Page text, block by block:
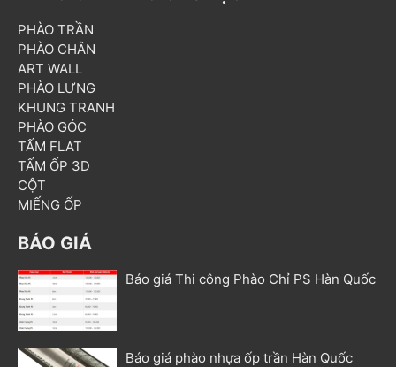
PHÀO TRẦN
PHÀO CHÂN
ART WALL
PHÀO LƯNG
KHUNG TRANH
PHÀO GÓC
TẤM FLAT
TẤM ỐP 3D
CỘT
MIẾNG ỐP
BÁO GIÁ
Báo giá Thi công Phào Chỉ PS Hàn Quốc
Báo giá phào nhựa ốp trần Hàn Quốc